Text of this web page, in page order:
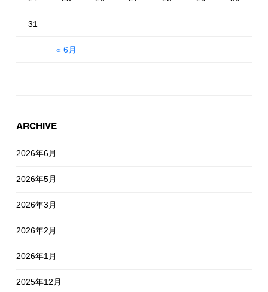
« 6月
31
ARCHIVE
2026年6月
2026年5月
2026年3月
2026年2月
2026年1月
2025年12月